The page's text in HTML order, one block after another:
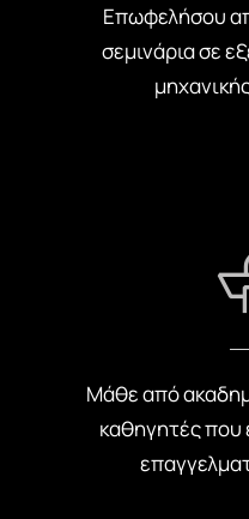
Επωφελήσου
σεμινάρια σε
Μάθε από
καθηγητές που